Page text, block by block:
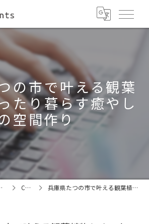
の市で叶える観葉
たり暮らす癒やし
空間作り
plants COLUMN 兵庫県たつの市で叶える観葉植物とゆったり暮らす癒やしの空間作り